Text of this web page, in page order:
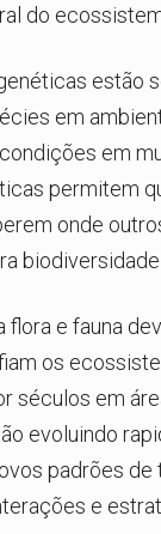
do
estão
em
em
permitem
onde
flora e fauna
os
séculos em
evoluindo
padrões de
e